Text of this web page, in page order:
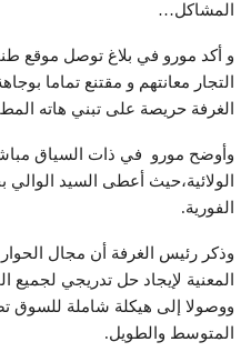
المشاكل…
و أكد مورو في بلاغ توصل موقع
التجار معانتهم و مقتنع تماما
الغرفة حريصة على تبني هاته
وأوضح مورو في ذات السياق
الولائية،حيث أعطى السيد
الفورية.
وذكر رئيس الغرفة أن مجال
المعنية لإيجاد حل تدريجي لجميع
ووصولا إلى هيكلة شاملة
المتوسط والطويل.